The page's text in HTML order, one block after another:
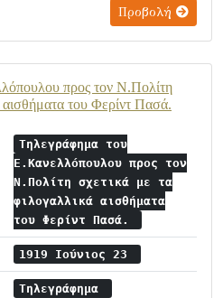
Προβολή
προς τον Ν.Πολίτη
αισθήματα του Φερίντ Πασά.
Τηλεγράφημα του
Ε.Κανελλόπουλου προς τον
Ν.Πολίτη σχετικά με τα
φιλογαλλικά αισθήματα
του Φερίντ Πασά.
1919 Ιούνιος 23
Τηλεγράφημα